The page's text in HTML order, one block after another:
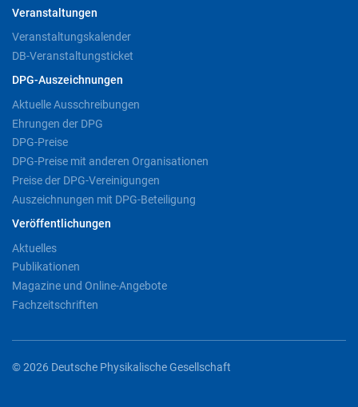
Veranstaltungen
Veranstaltungskalender
DB-Veranstaltungsticket
DPG-Auszeichnungen
Aktuelle Ausschreibungen
Ehrungen der DPG
DPG-Preise
DPG-Preise mit anderen Organisationen
Preise der DPG-Vereinigungen
Auszeichnungen mit DPG-Beteiligung
Veröffentlichungen
Aktuelles
Publikationen
Magazine und Online-Angebote
Fachzeitschriften
© 2026 Deutsche Physikalische Gesellschaft